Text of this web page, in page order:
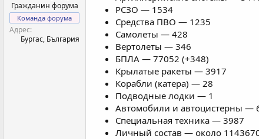
Гражданин форума
Команда форума
Адрес
Бургас, България
РСЗО — 1534
Средства ПВО — 1235
Самолеты — 428
Вертолеты — 346
БПЛА — 77052 (+348)
Крылатые ракеты — 3917
Корабли (катера) — 28
Подводные лодки — 1
Автомобили и автоцистерны —
Специальная техника — 3987
Личный состав — около